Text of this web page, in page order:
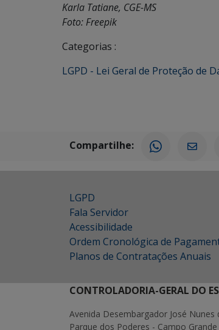
Karla Tatiane, CGE-MS
Foto: Freepik
Categorias :
LGPD - Lei Geral de Proteção de
Compartilhe:
LGPD
Fala Servidor
Acessibilidade
Ordem Cronológica de
Planos de Contratações Anuais
CONTROLADORIA-GERAL DO
Avenida Desembargador José Nunes
Parque dos Poderes - Campo